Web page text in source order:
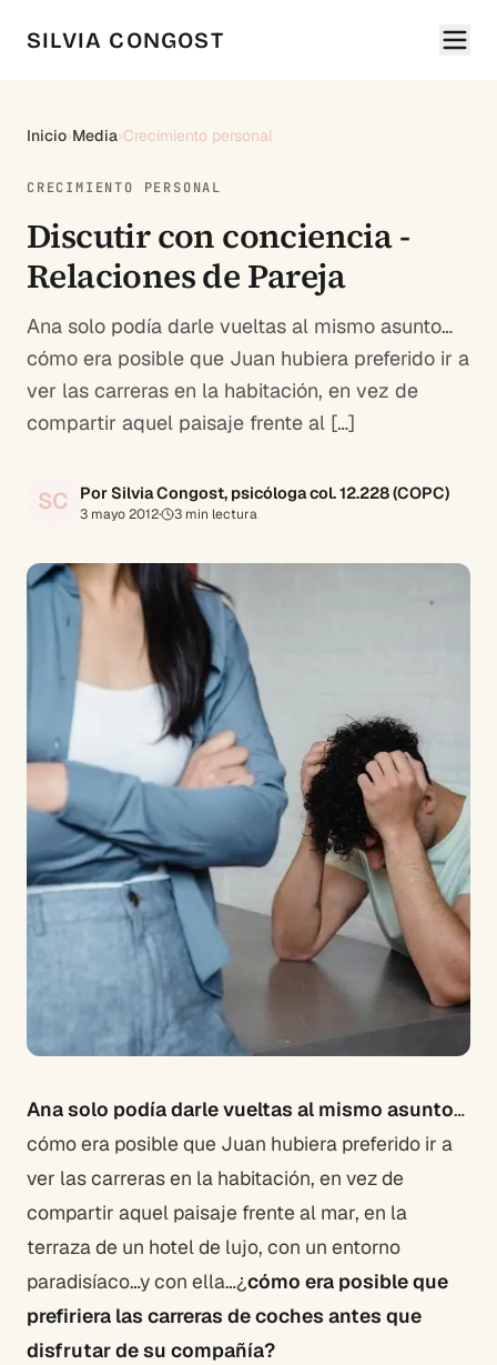
SILVIA CONGOST
Inicio›Media›Crecimiento personal
CRECIMIENTO PERSONAL
Discutir con conciencia -
Relaciones de Pareja
Ana solo podía darle vueltas al mismo asunto…
cómo era posible que Juan hubiera preferido ir a
ver las carreras en la habitación, en vez de
compartir aquel paisaje frente al […]
SC Por Silvia Congost, psicóloga col. 12.228 (COPC)
3 mayo 2012· 3 min lectura
Ana solo podía darle vueltas al mismo asunto…
cómo era posible que Juan hubiera preferido ir a
ver las carreras en la habitación, en vez de
compartir aquel paisaje frente al mar, en la
terraza de un hotel de lujo, con un entorno
paradisíaco…y con ella…¿cómo era posible que
prefiriera las carreras de coches antes que
disfrutar de su compañía?